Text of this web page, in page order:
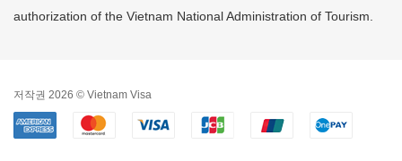
authorization of the Vietnam National Administration of Tourism.
저작권 2026 © Vietnam Visa